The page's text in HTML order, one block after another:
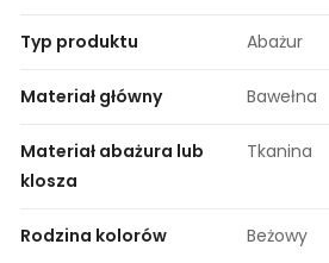
Typ produktu Abażur
Materiał główny Bawełna
Materiał abażura lub
klosza
Tkanina
Rodzina kolorów Beżowy